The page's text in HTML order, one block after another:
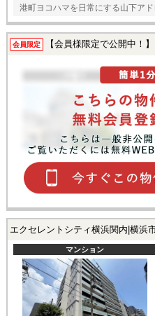
港町ヨコハマを日常にする山下アド
会員限定 【会員様限定で公開中！】
エクセレントシティ横浜関内|横浜
マンション